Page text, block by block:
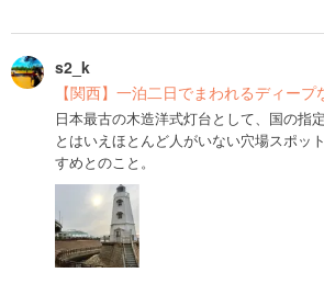
s2_k
【関西】一泊二日でまわれるディー
日本最古の木造洋式灯台として、国の指
とはいえほとんど人がいない穴場スポッ
すめとのこと。